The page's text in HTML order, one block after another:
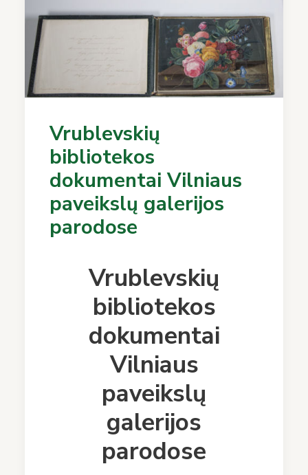
Vrublevskių
bibliotekos
dokumentai Vilniaus
paveikslų galerijos
parodose
Vrublevskių
bibliotekos
dokumentai
Vilniaus
paveikslų
galerijos
parodose